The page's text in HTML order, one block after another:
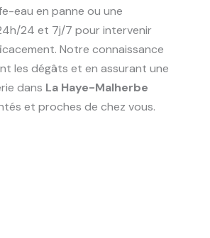
eau en panne ou une
24 et 7j/7 pour intervenir
Notre connaissance
les dégâts et en assurant une
dans La Haye-Malherbe
et proches de chez vous.